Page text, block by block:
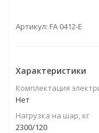
Артикул: FA 0412-E
Характеристики
Комплектация
Нет
Нагрузка на шар, кг
2300/120